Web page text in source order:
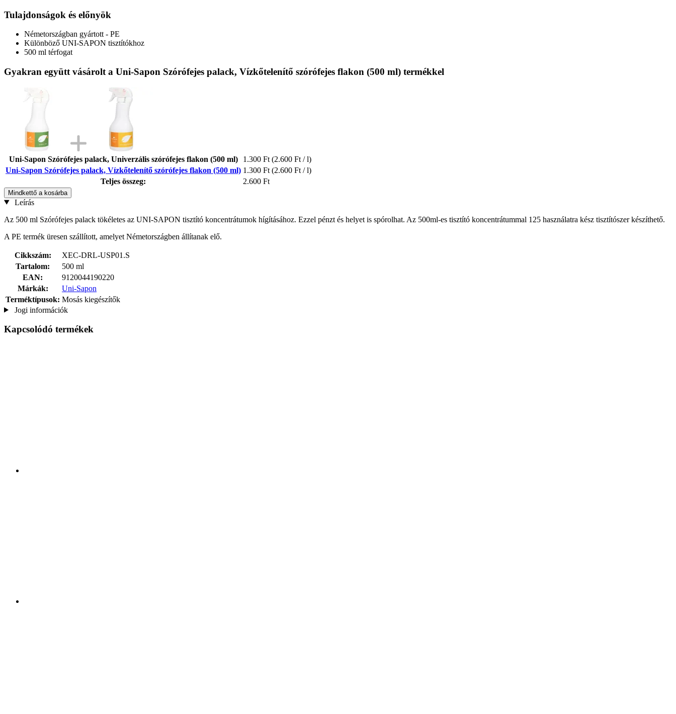
Tulajdonságok és előnyök
Németországban gyártott - PE
Különböző UNI-SAPON tisztítókhoz
500 ml térfogat
Gyakran együtt vásárolt a Uni-Sapon Szórófejes palack, Vízkőtelenítő szórófejes flakon (500 ml) termékkel
Uni-Sapon Szórófejes palack, Univerzális szórófejes flakon (500 ml) 1.300 Ft (2.600 Ft / l)
Uni-Sapon Szórófejes palack, Vízkőtelenítő szórófejes flakon (500 ml) 1.300 Ft (2.600 Ft / l)
Teljes összeg:
2.600 Ft
Mindkettő a kosárba
Leírás
Az 500 ml Szórófejes palack tökéletes az UNI-SAPON tisztító koncentrátumok hígításához. Ezzel pénzt és helyet is spórolhat. Az 500ml-es tisztító koncentrátummal 125 használatra kész tisztítószer készíthető.
A PE termék üresen szállított, amelyet Németországben állítanak elő.
Cikkszám:
XEC-DRL-USP01.S
Tartalom:
500 ml
EAN:
9120044190220
Márkák:
Uni-Sapon
Terméktípusok: Mosás kiegészítők
Jogi információk
Kapcsolódó termékek